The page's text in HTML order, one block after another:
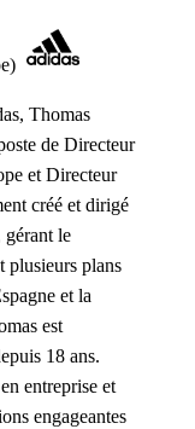
Thomas
de Directeur
et Directeur
créé et dirigé
gérant le
plusieurs plans
et la
est
18 ans.
entreprise et
engageantes